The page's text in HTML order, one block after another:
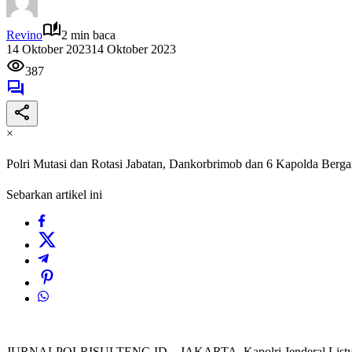
Revino
2 min baca
14 Oktober 202314 Oktober 2023
387
×
Polri Mutasi dan Rotasi Jabatan, Dankorbrimob dan 6 Kapolda
Sebarkan artikel ini